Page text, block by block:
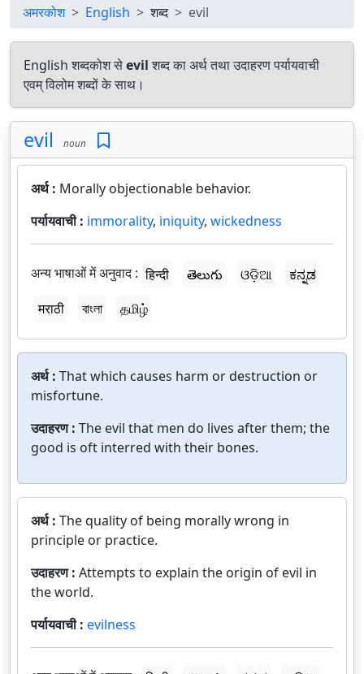
अमरकोश English शब्द evil
English शब्दकोश सेevilशब्द का अर्थ तथा उदाहरण पर्यायवाची
एवम् विलोम शब्दों के साथ।
evil noun
अर्थ : Morally objectionable behavior.
पर्यायवाची : immorality, iniquity, wickedness
अन्य भाषाओं में अनुवाद : हिन्दी తెలుగు ଓଡ଼ିଆ
ಕನ್ನಡ
मराठी
বাংলা தமிழ்
अर्थ : That which causes harm or destruction or
misfortune.
उदाहरण : The evil that men do lives after them; the
good is oft interred with their bones.
अर्थ : The quality of being morally wrong in
principle or practice.
उदाहरण : Attempts to explain the origin of evil in
the world.
पर्यायवाची : evilness